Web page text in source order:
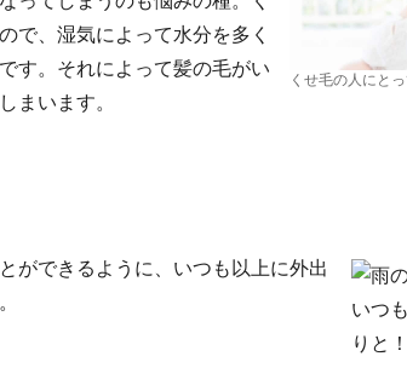
くせ毛の人にと
で、湿気によって水分を多く
す。それによって髪の毛がい
まいます。
ができるように、いつも以上に外出